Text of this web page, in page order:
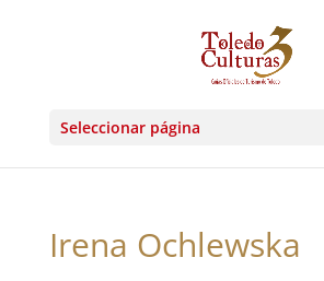
Seleccionar página
Irena Ochlewska